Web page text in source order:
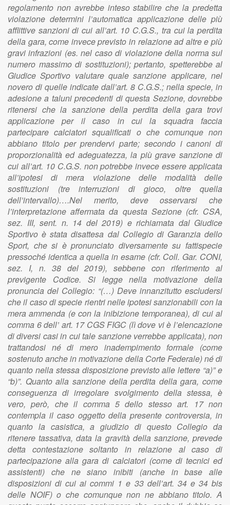
regolamento non avrebbe inteso stabilire che la predetta
violazione determini l’automatica applicazione delle più
afflittive sanzioni di cui all’art. 10 C.G.S., tra cui la perdita
della gara, come invece previsto in relazione ad altre e più
gravi infrazioni (es. nel caso di violazione della norma sul
numero massimo di sostituzioni); pertanto, spetterebbe al
Giudice Sportivo valutare quale sanzione applicare, nel
novero di quelle indicate dall’art. 8 C.G.S.; nella specie, in
adesione a taluni precedenti di questa Sezione, dovrebbe
ritenersi che la sanzione della perdita della gara trovi
applicazione per il caso in cui la squadra faccia
partecipare calciatori squalificati o che comunque non
abbiano titolo per prendervi parte; secondo i canoni di
proporzionalità ed adeguatezza, la più grave sanzione di
cui all’art. 10 C.G.S. non potrebbe invece essere applicata
all’ipotesi di mera violazione delle modalità delle
sostituzioni (tre interruzioni di gioco, oltre quella
dell’intervallo)….Nel merito, deve osservarsi che
l’interpretazione affermata da questa Sezione (cfr. CSA,
sez. III, sent. n. 14 del 2019) e richiamata dal Giudice
Sportivo è stata disattesa dal Collegio di Garanzia dello
Sport, che si è pronunciato diversamente su fattispecie
pressoché identica a quella in esame (cfr. Coll. Gar. CONI,
sez. I, n. 38 del 2019), sebbene con riferimento al
previgente Codice. Si legge nella motivazione della
pronuncia del Collegio: “(…) Deve innanzitutto escludersi
che il caso di specie rientri nelle ipotesi sanzionabili con la
mera ammenda (e con la inibizione temporanea), di cui al
comma 6 dell’ art. 17 CGS FIGC (lì dove vi è l’elencazione
di diversi casi in cui tale sanzione verrebbe applicata), non
trattandosi né di mero inadempimento formale (come
sostenuto anche in motivazione della Corte Federale) né di
quanto nella stessa disposizione previsto alle lettere “a)” e
“b)”. Quanto alla sanzione della perdita della gara, come
conseguenza di irregolare svolgimento della stessa, è
vero, però, che il comma 5 dello stesso art. 17 non
contempla il caso oggetto della presente controversia, in
quanto la casistica, a giudizio di questo Collegio da
ritenere tassativa, data la gravità della sanzione, prevede
detta contestazione soltanto in relazione al caso di
partecipazione alla gara di calciatori (come di tecnici ed
assistenti) che ne siano inibiti (anche in base alle
disposizioni di cui ai commi 1 e 33 dell’art. 34 e 34 bis
delle NOIF) o che comunque non ne abbiano titolo. A